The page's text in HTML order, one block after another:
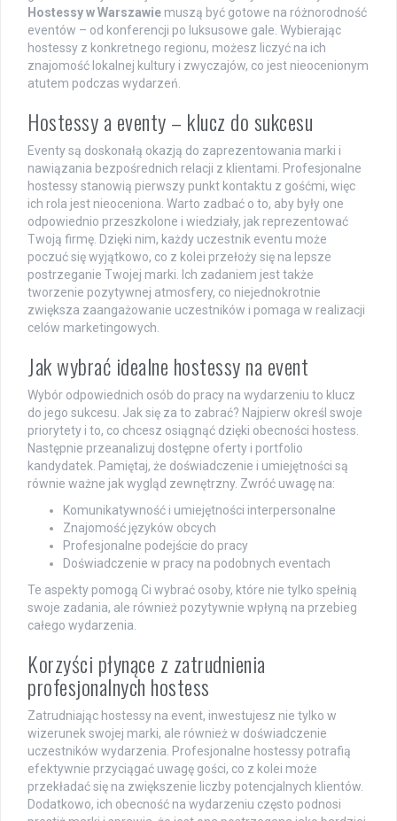
Hostessy w Warszawie muszą być gotowe na różnorodność
eventów – od konferencji po luksusowe gale. Wybierając
hostessy z konkretnego regionu, możesz liczyć na ich
znajomość lokalnej kultury i zwyczajów, co jest nieocenionym
atutem podczas wydarzeń.
Hostessy a eventy – klucz do sukcesu
Eventy są doskonałą okazją do zaprezentowania marki i
nawiązania bezpośrednich relacji z klientami. Profesjonalne
hostessy stanowią pierwszy punkt kontaktu z gośćmi, więc
ich rola jest nieoceniona. Warto zadbać o to, aby były one
odpowiednio przeszkolone i wiedziały, jak reprezentować
Twoją firmę. Dzięki nim, każdy uczestnik eventu może
poczuć się wyjątkowo, co z kolei przełoży się na lepsze
postrzeganie Twojej marki. Ich zadaniem jest także
tworzenie pozytywnej atmosfery, co niejednokrotnie
zwiększa zaangażowanie uczestników i pomaga w realizacji
celów marketingowych.
Jak wybrać idealne hostessy na event
Wybór odpowiednich osób do pracy na wydarzeniu to klucz
do jego sukcesu. Jak się za to zabrać? Najpierw określ swoje
priorytety i to, co chcesz osiągnąć dzięki obecności hostess.
Następnie przeanalizuj dostępne oferty i portfolio
kandydatek. Pamiętaj, że doświadczenie i umiejętności są
równie ważne jak wygląd zewnętrzny. Zwróć uwagę na:
Komunikatywność i umiejętności interpersonalne
Znajomość języków obcych
Profesjonalne podejście do pracy
Doświadczenie w pracy na podobnych eventach
Te aspekty pomogą Ci wybrać osoby, które nie tylko spełnią
swoje zadania, ale również pozytywnie wpłyną na przebieg
całego wydarzenia.
Korzyści płynące z zatrudnienia
profesjonalnych hostess
Zatrudniając hostessy na event, inwestujesz nie tylko w
wizerunek swojej marki, ale również w doświadczenie
uczestników wydarzenia. Profesjonalne hostessy potrafią
efektywnie przyciągać uwagę gości, co z kolei może
przekładać się na zwiększenie liczby potencjalnych klientów.
Dodatkowo, ich obecność na wydarzeniu często podnosi